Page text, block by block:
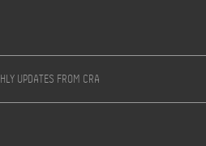
UPDATES FROM CRA